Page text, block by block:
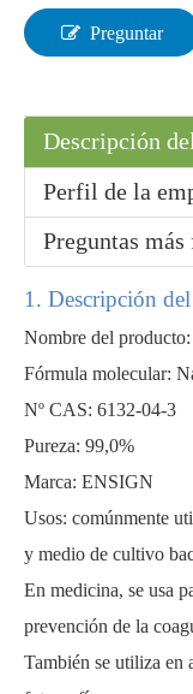
Preguntar
Descripción
Perfil de la
Preguntas más
1. Descripción
Nombre del
Fórmula molecular:
Nº CAS: 6132-04-3
Pureza: 99,0%
Marca: ENSIGN
Usos: comúnmente
y medio de cultivo
En medicina, se usa
prevención de la
También se utiliza en